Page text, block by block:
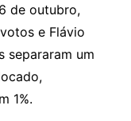
de outubro,
e Flávio
separaram um
1%.